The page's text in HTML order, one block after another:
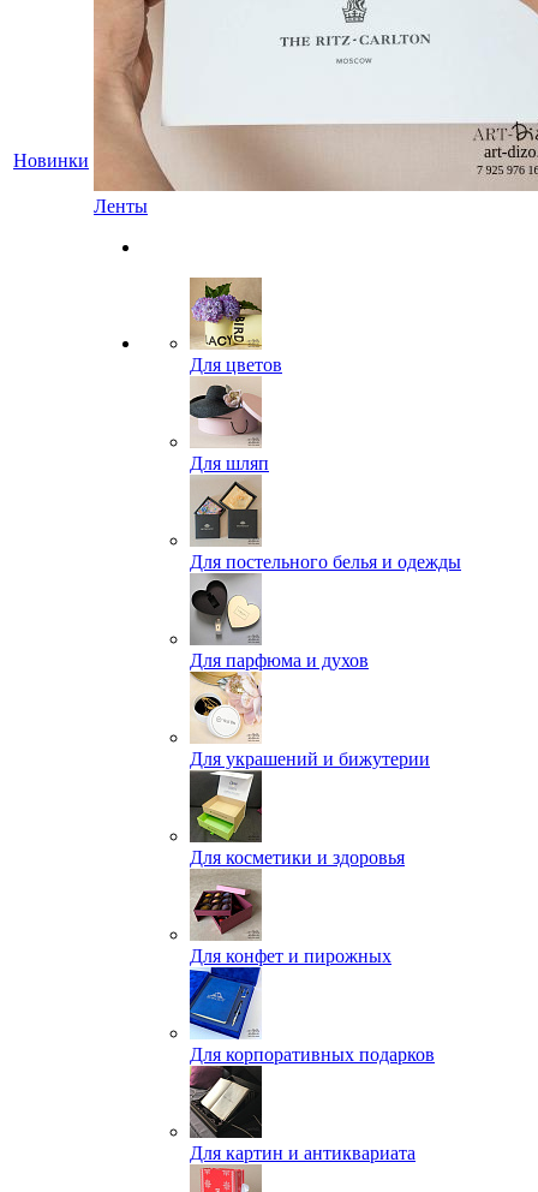
Новинки
Ленты
Для цветов
Для шляп
Для постельного белья и одежды
Для парфюма и духов
Для украшений и бижутерии
Для косметики и здоровья
Для конфет и пирожных
Для корпоративных подарков
Для картин и антиквариата